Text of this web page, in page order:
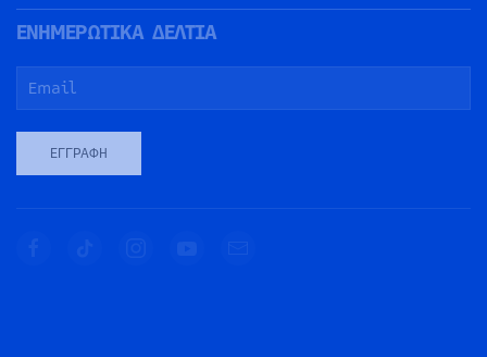
ΕΝΗΜΕΡΩΤΙΚΑ ΔΕΛΤΙΑ
ΕΓΓΡΑΦΉ